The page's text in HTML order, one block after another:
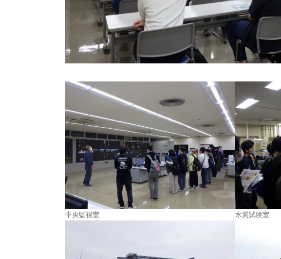
中央監視室 水質試験室